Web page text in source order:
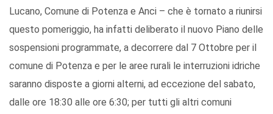
Lucano, Comune di Potenza e Anci – che è tornato a riunirsi
questo pomeriggio, ha infatti deliberato il nuovo Piano delle
sospensioni programmate, a decorrere dal 7 Ottobre per il
comune di Potenza e per le aree rurali le interruzioni idriche
saranno disposte a giorni alterni, ad eccezione del sabato,
dalle ore 18:30 alle ore 6:30; per tutti gli altri comuni